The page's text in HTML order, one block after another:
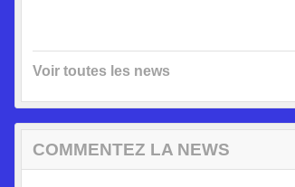
Voir toutes les news
COMMENTEZ LA NEWS